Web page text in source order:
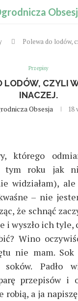
Polewa do lodów,
Przepisy
LODÓW, CZYLI
INACZEJ.
Obsesja 18
którego
tym roku jak
widziałam),
– nie
że schnąć
i wyszło ich tyle,
Wino
nie mam.
Padło
przepisów i
a ja